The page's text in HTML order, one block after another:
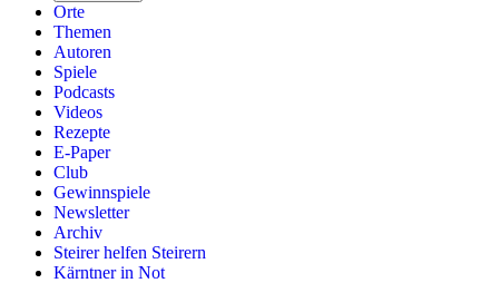
Orte
Themen
Autoren
Spiele
Podcasts
Videos
Rezepte
E-Paper
Club
Gewinnspiele
Newsletter
Archiv
Steirer helfen Steirern
Kärntner in Not